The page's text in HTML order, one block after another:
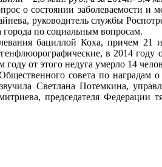
о состоянии заболеваемости
руководитель службы
города по социальным вопросам.
бациллой Коха, причем 21
в 2014
от этого недуга умерло 14
совета по
Светлана Потемкина,
председателя Федерации